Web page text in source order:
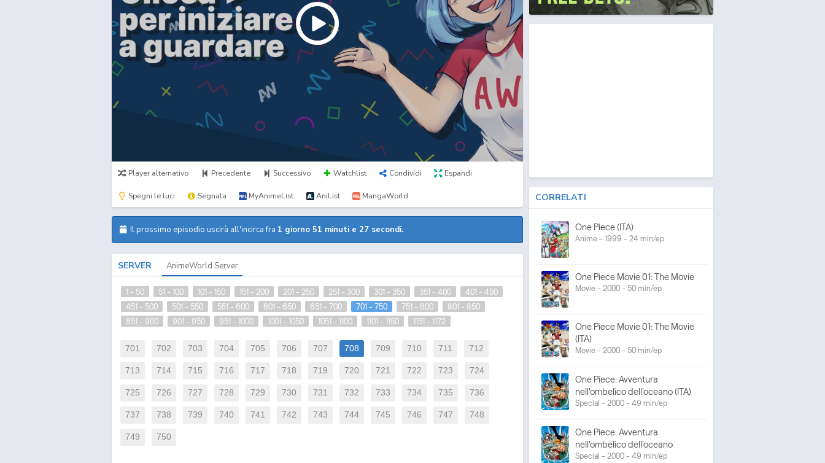
Player alternativo Precedente Successivo Watchlist Condividi Espandi
Spegni le luci Segnala MyAnimeList AniList MangaWorld
Il prossimo episodio uscirà all'incirca fra 1 giorno 51 minuti e 27 secondi.
SERVER AnimeWorld Server
1 - 50 51 - 100 101 - 150 151 - 200 201 - 250 251 - 300 301 - 350 351 - 400
401 - 450
451 - 500
501 - 550 551 - 600 601 - 650 651 - 700 701 - 750 751 - 800
801 - 850
851 - 900
901 - 950 951 - 1000 1001 - 1050 1051 - 1100 1101 - 1150 1151 - 1172
701 702 703 704 705 706 707 708 709 710 711 712
713 714 715 716 717 718 719 720 721 722 723 724
725 726 727 728 729 730 731 732 733 734 735 736
737 738 739 740 741 742 743 744 745 746 747 748
749 750
CORRELATI
One Piece (ITA)
Anime - 1999 - 24 min/ep
One Piece Movie 01: The Movie
Movie - 2000 - 50 min/ep
One Piece Movie 01: The Movie
(ITA)
Movie - 2000 - 50 min/ep
One Piece: Avventura
nell'ombelico dell'oceano (ITA)
Special - 2000 - 49 min/ep
One Piece: Avventura
nell'ombelico dell'oceano
Special - 2000 - 49 min/ep